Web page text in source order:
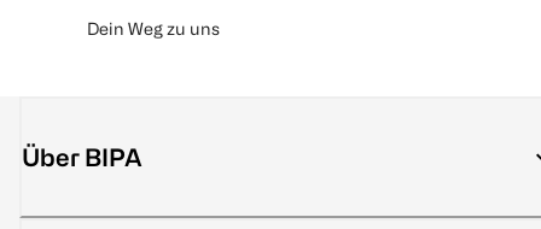
Dein Weg zu uns
Über BIPA